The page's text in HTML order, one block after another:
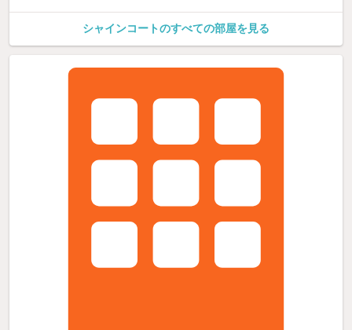
シャインコートのすべての部屋を見る